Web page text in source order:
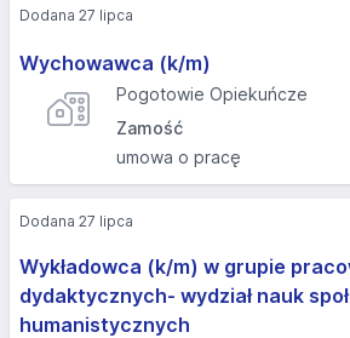
Wychowawca (k/m)
Pogotowie Opiekuńcze
Zamość
umowa o pracę
Dodana 27 lipca
Wykładowca (k/m) w grupie
dydaktycznych- wydział nauk
humanistycznych
Dodana 27 lipca